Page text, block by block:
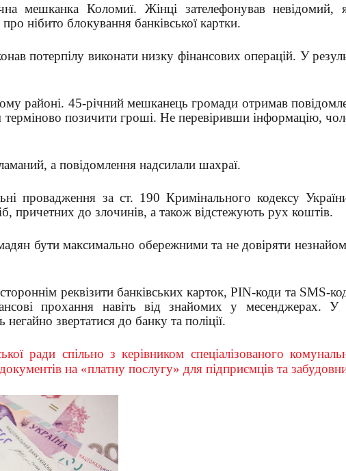
мешканка Коломиї. Жінці зателефонував невідомий,
нібито блокування банківської картки.
потерпілу виконати низку фінансових операцій. У
районі. 45-річний мешканець громади отримав
позичити гроші. Не перевіривши інформацію,
а повідомлення надсилали шахраї.
провадження за ст. 190 Кримінального кодексу
причетних до злочинів, а також відстежують рух коштів.
бути максимально обережними та не довіряти
реквізити банківських карток, PIN-коди та SMS-
прохання навіть від знайомих у месенджерах. У
звертатися до банку та поліції.
ради спільно з керівником спеціалізованого
на «платну послугу» для підприємців та